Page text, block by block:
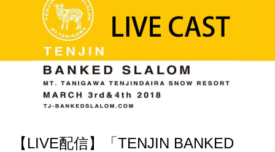
【LIVE配信】「TENJIN BANKED